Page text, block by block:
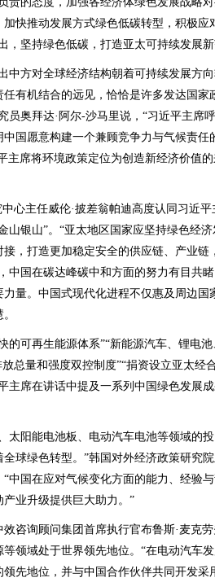
快推动发展方式绿色低碳转型，积极应
，坚持绿色低碳，打造亚太可持续发展新
方对全球经济结构朝着可持续发展方向
有机结合的远见，恰恰是许多发达国家
员奥拜达·阿尔-沙马里说，“习近平主席
国愿意构建一个兼顾竞争力与气候责任
主席将环境政策定位为创造新经济价值
主任威伦·披差翁帕迪高度认同习近平
山银山”。“亚太地区国家应坚持绿色经济
，打造更加稳定安全的供应链、产业链
中国在碳达峰碳中和方面的努力有目共
量。中国式现代化进程不仅惠及周边国
可再生能源体系”“新能源汽车、锂电池
总量和强度双控制度”“捐资设立亚太经
席在讲话中提及一系列中国绿色发展
阳能电池板、电动汽车电池等领域的投
球绿色转型。”韩国对外经济政策研究
中国在应对气候变化方面的能力、经验
业升级提供巨大助力。”
询顾问集团首席执行官布鲁斯·麦克劳
领域处于世界领先地位。“在电动汽车
先地位，并与中国合作伙伴共同开发采